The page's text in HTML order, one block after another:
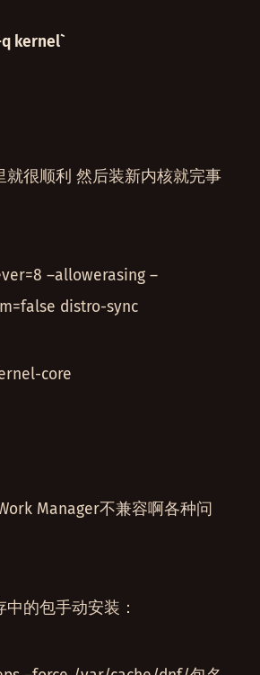
kernel`
就很顺利 然后装新内核就完事
–allowerasing –
distro-sync
core
Manager不兼容啊各种问
的包手动安装：